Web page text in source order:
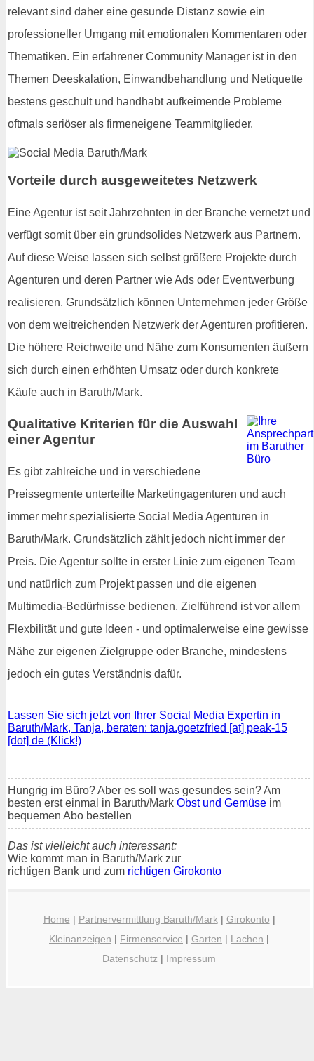
relevant sind daher eine gesunde Distanz sowie ein
professioneller Umgang mit emotionalen Kommentaren oder
Thematiken. Ein erfahrener Community Manager ist in den
Themen Deeskalation, Einwandbehandlung und Netiquette
bestens geschult und handhabt aufkeimende Probleme
oftmals seriöser als firmeneigene Teammitglieder.
Vorteile durch ausgeweitetes Netzwerk
Eine Agentur ist seit Jahrzehnten in der Branche vernetzt und
verfügt somit über ein grundsolides Netzwerk aus Partnern.
Auf diese Weise lassen sich selbst größere Projekte durch
Agenturen und deren Partner wie Ads oder Eventwerbung
realisieren. Grundsätzlich können Unternehmen jeder Größe
von dem weitreichenden Netzwerk der Agenturen profitieren.
Die höhere Reichweite und Nähe zum Konsumenten äußern
sich durch einen erhöhten Umsatz oder durch konkrete
Käufe auch in Baruth/Mark.
Qualitative Kriterien für die Auswahl
einer Agentur
Es gibt zahlreiche und in verschiedene
Preissegmente unterteilte Marketingagenturen und auch
immer mehr spezialisierte Social Media Agenturen in
Baruth/Mark. Grundsätzlich zählt jedoch nicht immer der
Preis. Die Agentur sollte in erster Linie zum eigenen Team
und natürlich zum Projekt passen und die eigenen
Multimedia-Bedürfnisse bedienen. Zielführend ist vor allem
Flexbilität und gute Ideen - und optimalerweise eine gewisse
Nähe zur eigenen Zielgruppe oder Branche, mindestens
jedoch ein gutes Verständnis dafür.
Lassen Sie sich jetzt von Ihrer Social Media Expertin in
Baruth/Mark, Tanja, beraten: tanja.goetzfried [at] peak-15
[dot] de (Klick!)
Hungrig im Büro? Aber es soll was gesundes sein? Am
besten erst einmal in Baruth/Mark Obst und Gemüse im
bequemen Abo bestellen
Das ist vielleicht auch interessant:
Wie kommt man in Baruth/Mark zur
richtigen Bank und zum richtigen Girokonto
Home | Partnervermittlung Baruth/Mark| Girokonto |
Kleinanzeigen | Firmenservice | Garten | Lachen |
Datenschutz | Impressum